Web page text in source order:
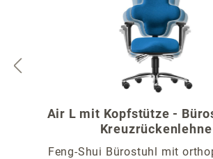
Air L mit Kopfstütze -
Kreuzrückenlehne
Feng-Shui Bürostuhl mit